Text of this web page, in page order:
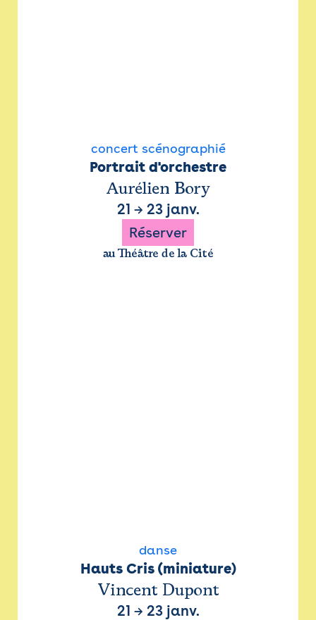
concert scénographié
Portrait d'orchestre
Aurélien Bory
21 → 23 janv.
Réserver
au Théâtre de la Cité
danse
Hauts Cris (miniature)
Vincent Dupont
21 → 23 janv.